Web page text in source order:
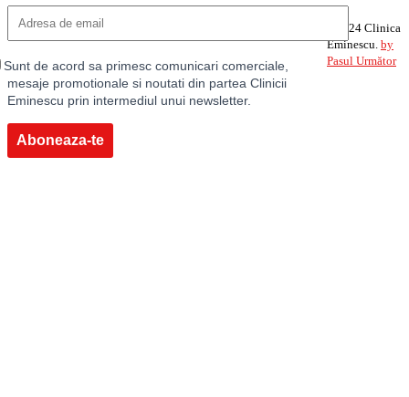
Sunt de acord sa primesc comunicari comerciale,
mesaje promotionale si noutati din partea Clinicii
Eminescu prin intermediul unui newsletter.
Aboneaza-te
©2024 Clinica
Eminescu. by
Pasul Următor